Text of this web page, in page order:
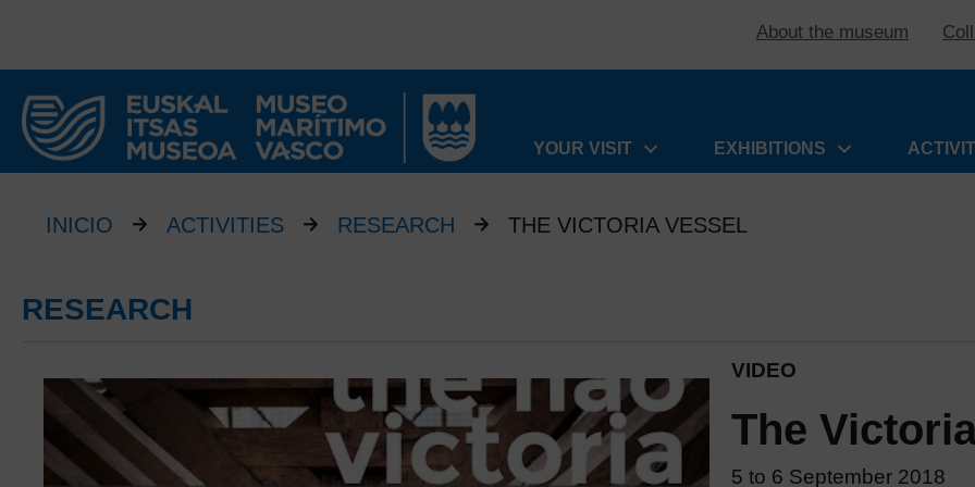
About the museum
YOUR VISIT
EXHIBITIONS
INICIO ACTIVITIES RESEARCH THE VICTORIA VESSEL
RESEARCH
VIDEO
The
5 to 6 September 2018